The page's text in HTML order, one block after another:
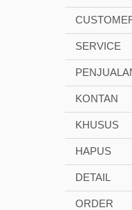
SERVICE
KONTAN
KHUSUS
HAPUS
DETAIL
ORDER